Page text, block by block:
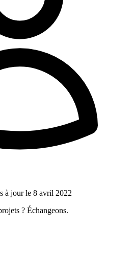
à jour le 8 avril 2022
? Échangeons.